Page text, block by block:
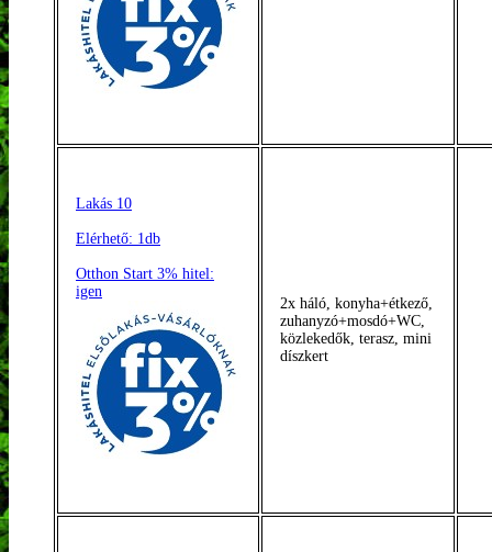
Lakás 10
Elérhető: 1db
Otthon Start 3% hitel:
igen
2x háló, konyha+étkező,
zuhanyzó+mosdó+WC,
közlekedők, terasz, mini
díszkert